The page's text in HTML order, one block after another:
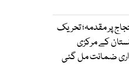
پر مقدمہ؛ تحریک
کے مرکزی
ضمانت مل گئی